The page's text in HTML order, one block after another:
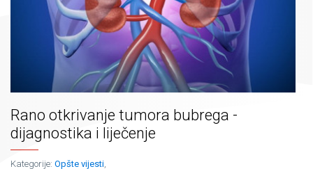
Rano otkrivanje tumora bubrega -
dijagnostika i liječenje
Kategorije: Opšte vijesti,